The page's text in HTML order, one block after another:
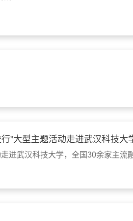
”大型主题活动走进武汉科技大
武汉科技大学，全国30余家主流